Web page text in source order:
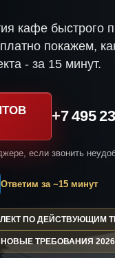
кафе быстрого
покажем,
- за 15 минут.
+7 495
если звонить
Ответим за ~15 минут
ПО ДЕЙСТВУЮЩИМ
НОВЫЕ ТРЕБОВАНИЯ 2026